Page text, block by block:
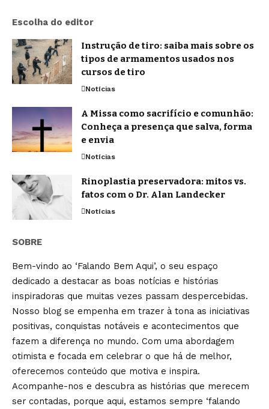
Escolha do editor
Instrução de tiro: saiba mais sobre os
tipos de armamentos usados nos
cursos de tiro
Notícias
A Missa como sacrifício e comunhão:
Conheça a presença que salva, forma
e envia
Notícias
Rinoplastia preservadora: mitos vs.
fatos com o Dr. Alan Landecker
Notícias
SOBRE
Bem-vindo ao ‘Falando Bem Aqui’, o seu espaço
dedicado a destacar as boas notícias e histórias
inspiradoras que muitas vezes passam despercebidas.
Nosso blog se empenha em trazer à tona as iniciativas
positivas, conquistas notáveis e acontecimentos que
fazem a diferença no mundo. Com uma abordagem
otimista e focada em celebrar o que há de melhor,
oferecemos conteúdo que motiva e inspira.
Acompanhe-nos e descubra as histórias que merecem
ser contadas, porque aqui, estamos sempre ‘falando